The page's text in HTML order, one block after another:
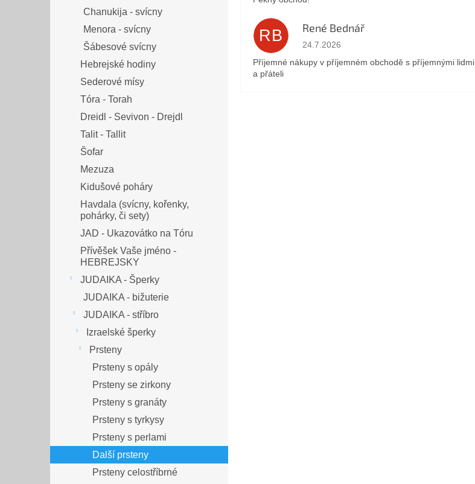
Chanukija - svícny
Menora - svícny
Šábesové svícny
Hebrejské hodiny
Sederové mísy
Tóra - Torah
Dreidl - Sevivon - Drejdl
Talit - Tallit
Šofar
Mezuza
Kidušové poháry
Havdala (svícny, kořenky,
pohárky, či sety)
JAD - Ukazovátko na Tóru
Přívěšek Vaše jméno -
HEBREJSKY
JUDAIKA - Šperky
JUDAIKA - bižuterie
JUDAIKA - stříbro
Izraelské šperky
Prsteny
Prsteny s opály
Prsteny se zirkony
Prsteny s granáty
Prsteny s tyrkysy
Prsteny s perlami
Další prsteny
Prsteny celostříbrné
RB René Bednář
Hodnocení obchodu je 5 z 5 hvězdiček.
24.7.2026
Příjemné nákupy v příjemném obchodě s příjemnými lidmi
a přáteli